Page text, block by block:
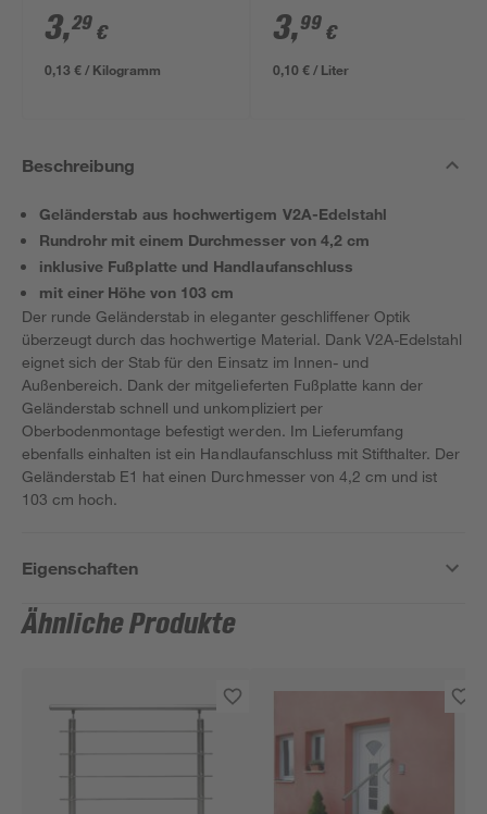
3,29 €
0,13 € / Kilogramm
3,99 €
0,10 € / Liter
Beschreibung
Geländerstab aus hochwertigem V2A-Edelstahl
Rundrohr mit einem Durchmesser von 4,2 cm
inklusive Fußplatte und Handlaufanschluss
mit einer Höhe von 103 cm
Der runde Geländerstab in eleganter geschliffener Optik
überzeugt durch das hochwertige Material. Dank V2A-Edelstahl
eignet sich der Stab für den Einsatz im Innen- und
Außenbereich. Dank der mitgelieferten Fußplatte kann der
Geländerstab schnell und unkompliziert per
Oberbodenmontage befestigt werden. Im Lieferumfang
ebenfalls einhalten ist ein Handlaufanschluss mit Stifthalter. Der
Geländerstab E1 hat einen Durchmesser von 4,2 cm und ist
103 cm hoch.
Eigenschaften
Ähnliche Produkte